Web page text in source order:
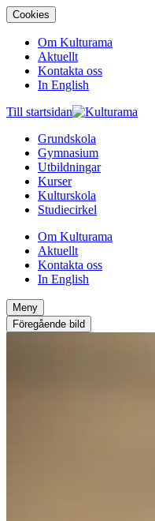
Cookies
Om Kulturama
Aktuellt
Kontakta oss
In English
Till startsidan
Grundskola
Gymnasium
Utbildningar
Kurser
Kulturskola
Studiecirkel
Om Kulturama
Aktuellt
Kontakta oss
In English
Meny
Föregående bild